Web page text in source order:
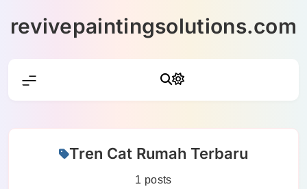
revivepaintingsolutions.com
Tren Cat Rumah Terbaru
1 posts